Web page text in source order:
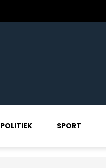
POLITIEK SPORT